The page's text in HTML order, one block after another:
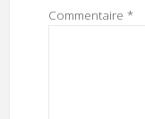
Commentaire *